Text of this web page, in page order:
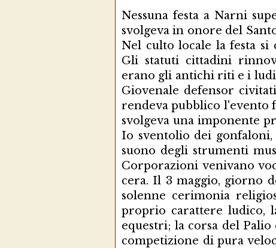
Nessuna festa a Narni
svolgeva in onore del
Nel culto locale la festa si
Gli statuti cittadini
erano gli antichi riti e i
Giovenale defensor
rendeva pubblico l'evento
svolgeva una imponente
Io sventolio dei
suono degli strumenti
Corporazioni venivano
cera. Il 3 maggio, giorno
solenne cerimonia
proprio carattere ludico,
equestri; la corsa del
competizione di pura